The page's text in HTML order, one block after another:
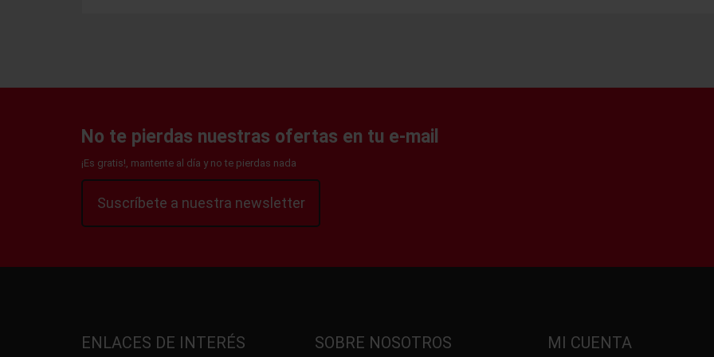
No te pierdas nuestras ofertas en tu e-mail
¡Es gratis!, mantente al día y no te pierdas nada
Suscríbete a nuestra newsletter
ENLACES DE INTERÉS SOBRE NOSOTROS MI CUENTA